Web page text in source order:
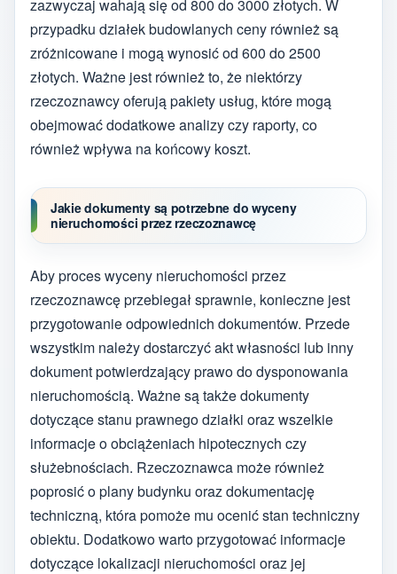
zazwyczaj wahają się od 800 do 3000 złotych. W
przypadku działek budowlanych ceny również są
zróżnicowane i mogą wynosić od 600 do 2500
złotych. Ważne jest również to, że niektórzy
rzeczoznawcy oferują pakiety usług, które mogą
obejmować dodatkowe analizy czy raporty, co
również wpływa na końcowy koszt.
Jakie dokumenty są potrzebne do wyceny
nieruchomości przez rzeczoznawcę
Aby proces wyceny nieruchomości przez
rzeczoznawcę przebiegał sprawnie, konieczne jest
przygotowanie odpowiednich dokumentów. Przede
wszystkim należy dostarczyć akt własności lub inny
dokument potwierdzający prawo do dysponowania
nieruchomością. Ważne są także dokumenty
dotyczące stanu prawnego działki oraz wszelkie
informacje o obciążeniach hipotecznych czy
służebnościach. Rzeczoznawca może również
poprosić o plany budynku oraz dokumentację
techniczną, która pomoże mu ocenić stan techniczny
obiektu. Dodatkowo warto przygotować informacje
dotyczące lokalizacji nieruchomości oraz jej